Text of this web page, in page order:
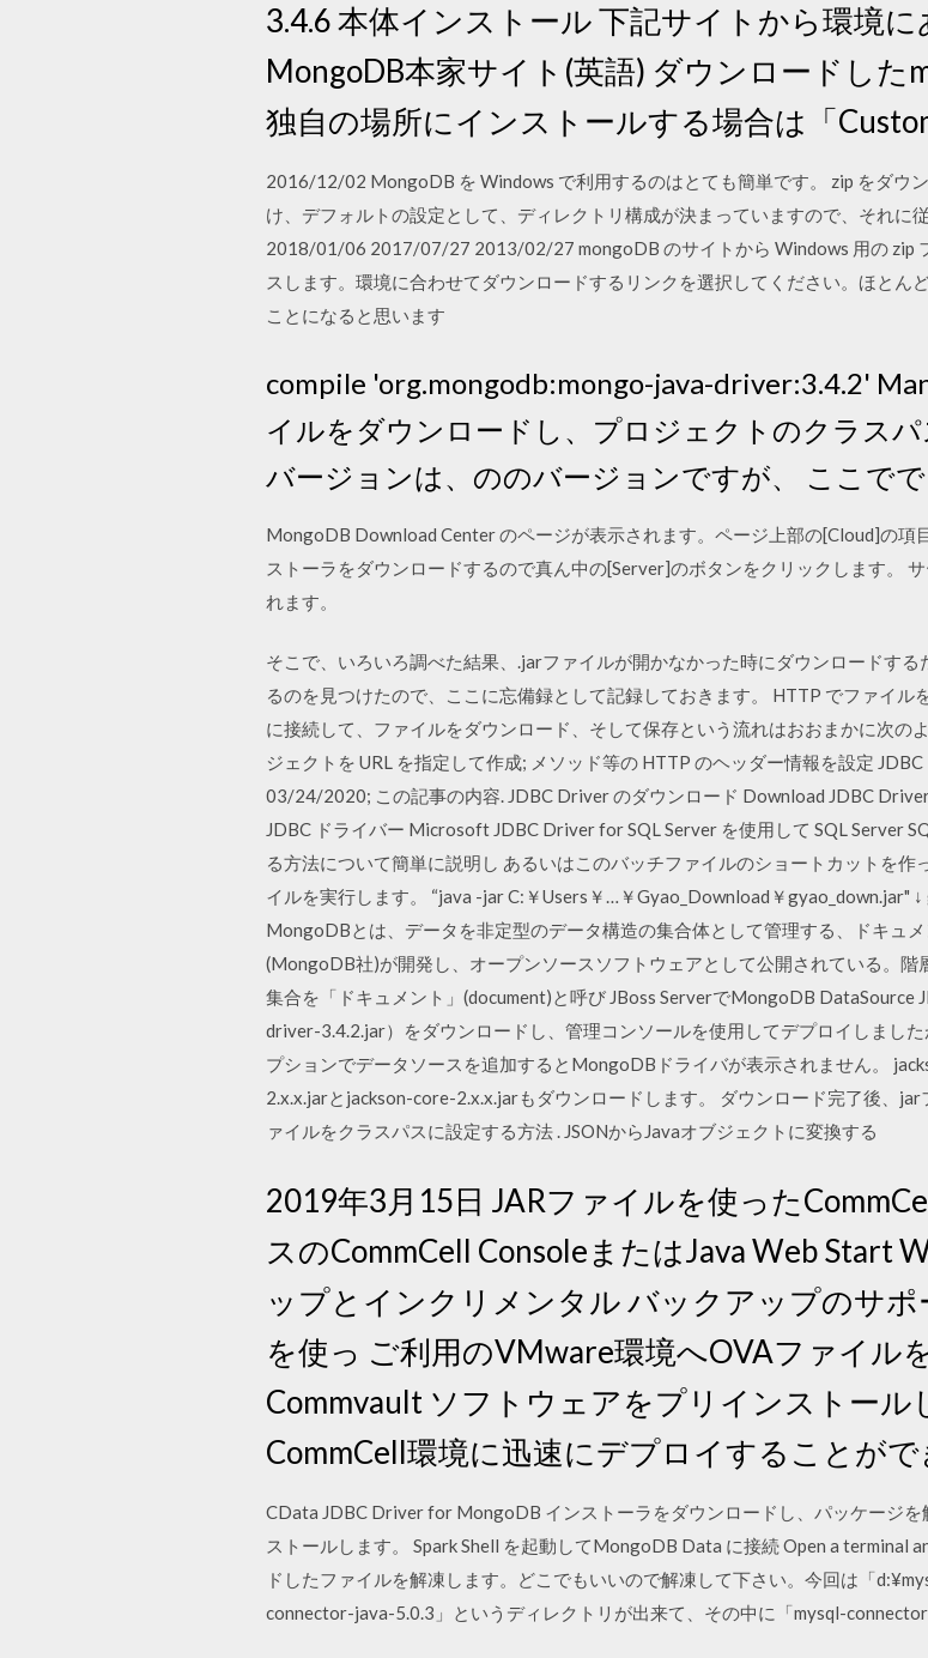
3.4.6 本体インストール 下記サイトから環境
MongoDB本家サイト(英語) ダウンロードし
独自の場所にインストールする場合は「
2016/12/02 MongoDB を Windows で利用するのはとても簡単です。 zip をダウ
け、デフォルトの設定として、ディレクトリ構成が決まっていますので、それに
2018/01/06 2017/07/27 2013/02/27 mongoDB のサイトから Windows 用の zip
スします。環境に合わせてダウンロードするリンクを選択してください。ほとん
ことになると思います
compile 'org.mongodb:mongo-java-driver:3.4.2'
イルをダウンロードし、プロジェクトのクラス
バージョンは、ののバージョンですが、 ここで
MongoDB Download Center のページが表示されます。ページ上部の[Cloud]の項
ストーラをダウンロードするので真ん中の[Server]のボタンをクリックします。
れます。
そこで、いろいろ調べた結果、.jarファイルが開かなかった時にダウンロードす
るのを見つけたので、ここに忘備録として記録しておきます。 HTTP でファイル
に接続して、ファイルをダウンロード、そして保存という流れはおおまかに次の
ジェクトを URL を指定して作成; メソッド等の HTTP のヘッダー情報を設定
03/24/2020; この記事の内容. JDBC Driver のダウンロード Download JDBC
JDBC ドライバー Microsoft JDBC Driver for SQL Server を使用して SQL Server
る方法について簡単に説明し あるいはこのバッチファイルのショートカットを
イルを実行します。 “java -jar C:￥Users￥…￥Gyao_Download￥gyao_down.jar"
MongoDBとは、データを非定型のデータ構造の集合体として管理する、ドキュ
(MongoDB社)が開発し、オープンソースソフトウェアとして公開されている。
集合を「ドキュメント」(document)と呼び JBoss ServerでMongoDB
driver-3.4.2.jar）をダウンロードし、管理コンソールを使用してデプロイしまし
プションでデータソースを追加するとMongoDBドライバが表示されません。
2.x.x.jarとjackson-core-2.x.x.jarもダウンロードします。 ダウンロード完了後、
ァイルをクラスパスに設定する方法 . JSONからJavaオブジェクトに変換する
2019年3月15日 JARファイルを使った
スのCommCell ConsoleまたはJava Web Start
ップとインクリメンタル バックアップのサポ
を使っ ご利用のVMware環境へOVAファイル
Commvault ソフトウェアをプリインストー
CommCell環境に迅速にデプロイすることがで
CData JDBC Driver for MongoDB インストーラをダウンロードし、パッケージ
ストールします。 Spark Shell を起動してMongoDB Data に接続 Open a
ドしたファイルを解凍します。どこでもいいので解凍して下さい。今回は「
connector-java-5.0.3」というディレクトリが出来て、その中に「mysql-